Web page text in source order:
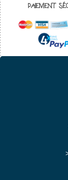
PAIEMENT